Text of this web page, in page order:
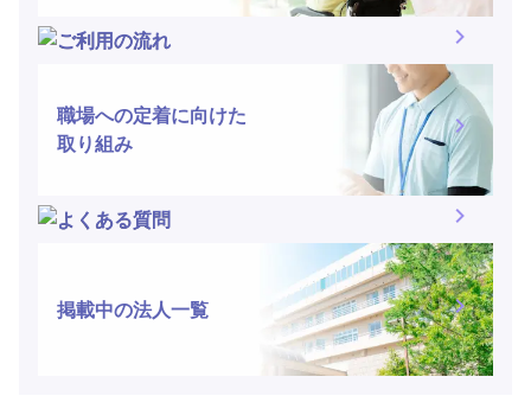
ご利用の流れ
職場への定着に向けた
取り組み
よくある質問
掲載中の法人一覧